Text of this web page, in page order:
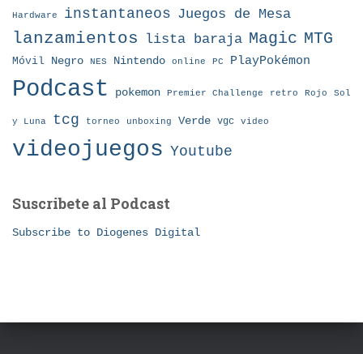
Hardware instantaneos Juegos de Mesa
lanzamientos lista baraja Magic MTG
Móvil Negro NES Nintendo online PC PlayPokémon
Podcast pokemon Premier Challenge retro Rojo Sol
y Luna tcg torneo unboxing Verde vgc video
videojuegos Youtube
Suscribete al Podcast
Subscribe to Diogenes Digital